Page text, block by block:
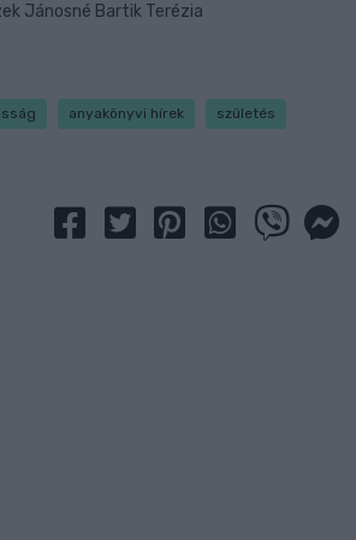
Jánosné Bartik Terézia
anyakönyvi hírek születés